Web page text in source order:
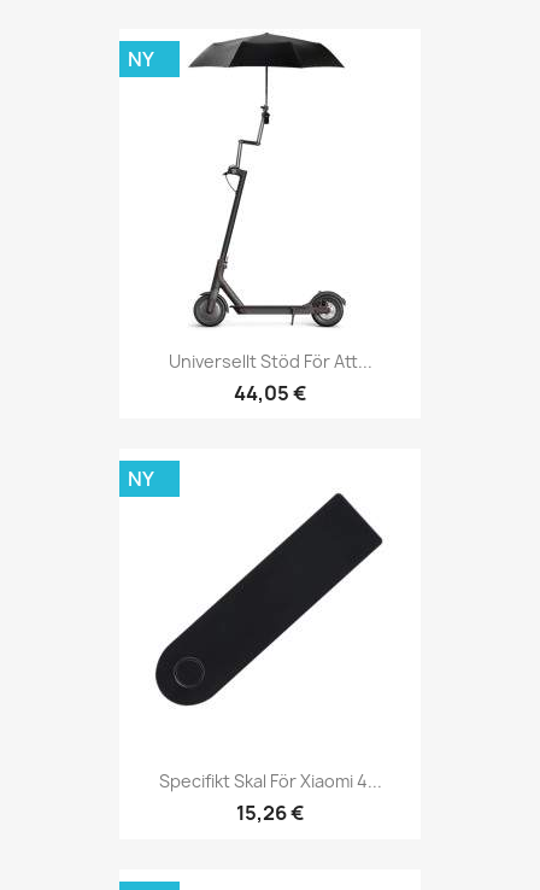
Universellt Stöd För Att...
44,05 €
NY
Specifikt Skal För Xiaomi 4...
15,26 €
NY